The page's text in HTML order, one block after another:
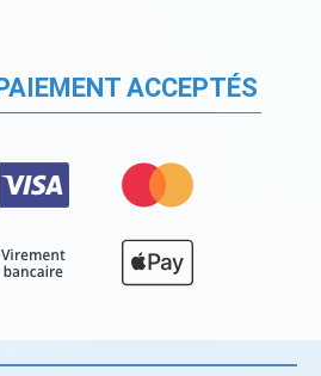
ACCEPTÉS